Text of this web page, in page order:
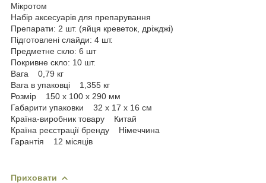
Мікротом
Набір аксесуарів для препарування
Препарати: 2 шт. (яйця креветок, дріжджі)
Підготовлені слайди: 4 шт.
Предметне скло: 6 шт
Покривне скло: 10 шт.
Вага 0,79 кг
Вага в упаковці 1,355 кг
Розмір 150 х 100 х 290 мм
Габарити упаковки 32 х 17 х 16 см
Країна-виробник товару Китай
Країна реєстрації бренду Німеччина
Гарантія 12 місяців
Приховати